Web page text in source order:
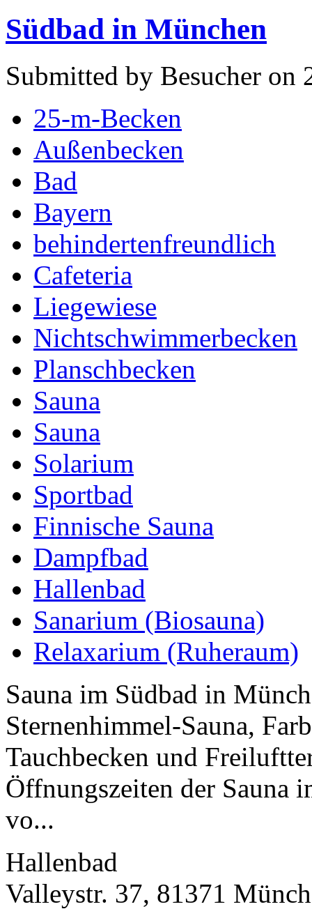
Südbad in München
Submitted by Besucher on
25-m-Becken
Außenbecken
Bad
Bayern
behindertenfreundlich
Cafeteria
Liegewiese
Nichtschwimmerbecken
Planschbecken
Sauna
Sauna
Solarium
Sportbad
Finnische Sauna
Dampfbad
Hallenbad
Sanarium (Biosauna)
Relaxarium (Ruheraum)
Sauna im Südbad in
Sternenhimmel-Sauna,
Tauchbecken und
Öffnungszeiten der Sauna
vo...
Hallenbad
Valleystr. 37, 81371